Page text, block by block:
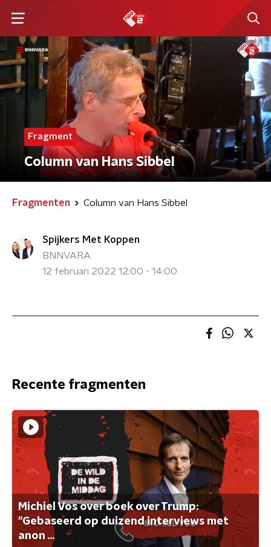
Fragment
Column van Hans Sibbel
Fragmenten Column van Hans Sibbel
Spijkers Met Koppen
BNNVARA
12 februari 2022 12:00 - 14:00
Recente fragmenten
Michiel Vos over boek over Trump:
"Gebaseerd op duizend interviews met
anon ...